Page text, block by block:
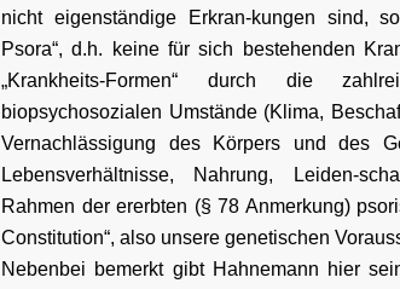
nicht eigenständige Erkran-kungen sind,
Psora“, d.h. keine für sich bestehenden
„Krankheits-Formen“ durch die
biopsychosozialen Umstände (Klima,
Vernachlässigung des Körpers und des
Lebensverhältnisse, Nahrung, Leiden-
Rahmen der ererbten (§ 78 Anmerkung)
Constitution“, also unsere genetischen
Nebenbei bemerkt gibt Hahnemann hier